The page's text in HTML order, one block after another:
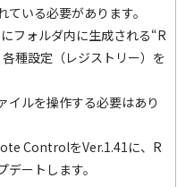
いる必要があります。
フォルダ内に生成される“R
種設定（レジストリー）を
イルを操作する必要はあり
ControlをVer.1.41に、R
ートします。